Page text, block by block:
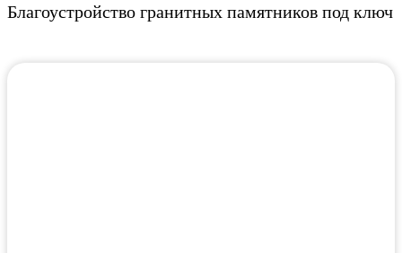
Благоустройство гранитных памятников под ключ